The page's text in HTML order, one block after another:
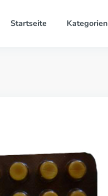
Startseite Kategorien